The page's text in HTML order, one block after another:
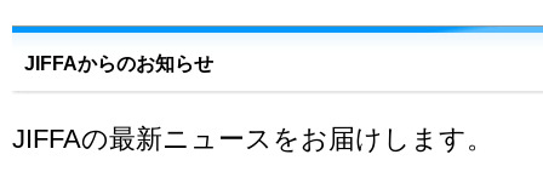
JIFFAからのお知らせ
JIFFAの最新ニュースをお届けします。